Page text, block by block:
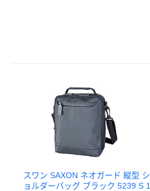
スワン SAXON ネオガード 縦型 シ
ョルダーバッグ ブラック 5239 S 1